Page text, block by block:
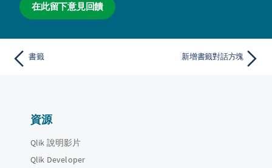
在此留下意見回饋
書籤 新增書籤對話方塊
資源
Qlik 說明影片
Qlik Developer